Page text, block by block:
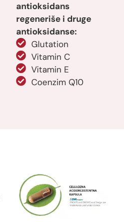
antioksidans
regeneriše i druge
antioksidanse:
Glutation
Vitamin C
Vitamin E
Coenzim Q10